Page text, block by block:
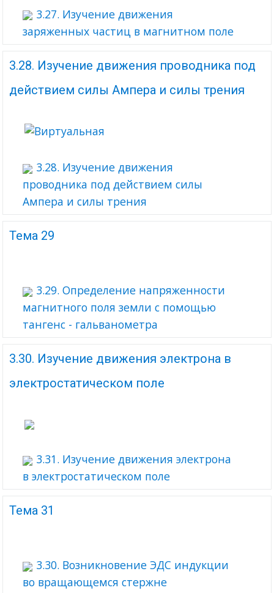
3.27. Изучение движения
заряженных частиц в магнитном поле
3.28. Изучение движения проводника под
действием силы Ампера и силы трения
3.28. Изучение движения
проводника под действием силы
Ампера и силы трения
Тема 29
3.29. Определение напряженности
магнитного поля земли с помощью
тангенс - гальванометра
3.30. Изучение движения электрона в
электростатическом поле
3.31. Изучение движения электрона
в электростатическом поле
Тема 31
3.30. Возникновение ЭДС индукции
во вращающемся стержне